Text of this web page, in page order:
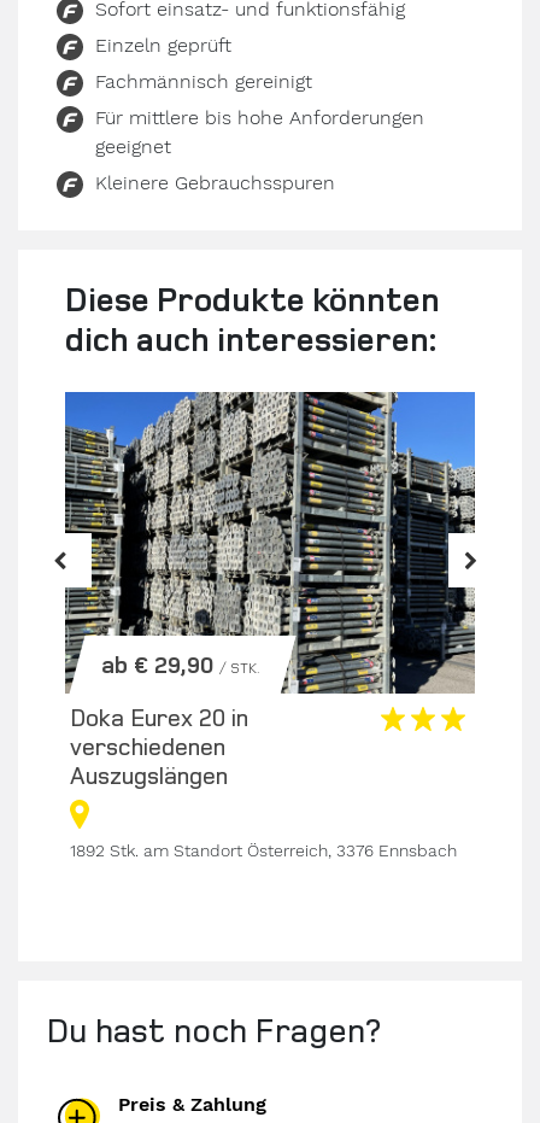
Sofort einsatz- und funktionsfähig
Einzeln geprüft
Fachmännisch gereinigt
Für mittlere bis hohe Anforderungen
geeignet
Kleinere Gebrauchsspuren
Diese Produkte könnten
dich auch interessieren:
ab € 29,90 / STK.
Doka Eurex 20 in
verschiedenen
Auszugslängen
1892 Stk. am Standort Österreich, 3376 Ennsbach
Du hast noch Fragen?
Preis & Zahlung